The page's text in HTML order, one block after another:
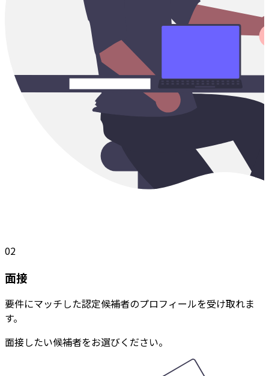
02
面接
要件にマッチした認定候補者のプロフィールを受け取れま
す。
面接したい候補者をお選びください。